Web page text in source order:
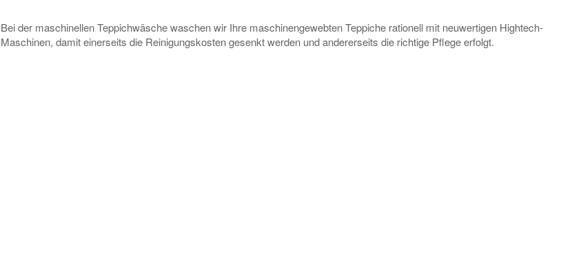
Bei der maschinellen Teppichwäsche waschen wir Ihre maschinengewebten Teppiche rationell mit neuwertigen Hightech-
Maschinen, damit einerseits die Reinigungskosten gesenkt werden und andererseits die richtige Pflege erfolgt.